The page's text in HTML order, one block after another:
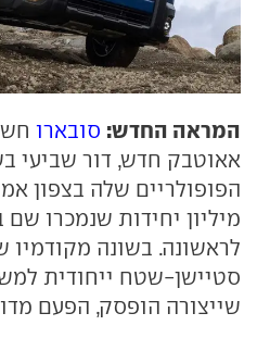
המראה החדש: סובארו
אאוטבק חדש, דור שביעי
לראשונה. בשונה
סטיישן-שטח ייחודית
שייצורה הופסק, הפעם